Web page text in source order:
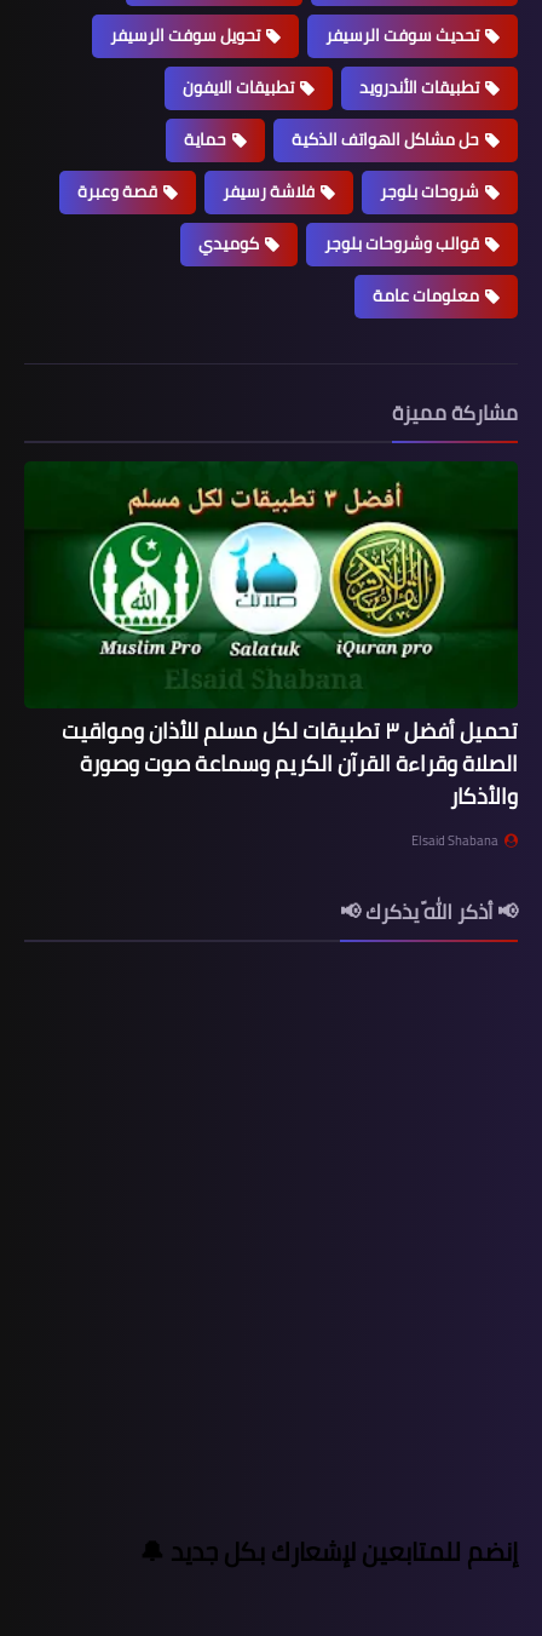
تحديث سوفت الرسيفر
تحويل سوفت الرسيفر
تطبيقات الأندرويد
تطبيقات الايفون
حل مشاكل الهواتف الذكية
حماية
شروحات بلوجر
فلاشة رسيفر
قصة وعبرة
قوالب وشروحات بلوجر
كوميدي
معلومات عامة
مشاركة مميزة
تحميل أفضل ٣ تطبيقات لكل مسلم للأذان ومواقيت
الصلاة وقراءة القرآن الكريم وسماعة صوت وصورة
والأذكار
Elsaid Shabana
📢 أذكر اللّه يذكرك 📢
إنضم للمتابعين لإشعارك بكل جديد 🔔